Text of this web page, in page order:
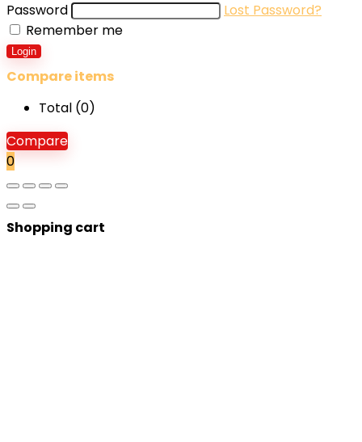
Password
Lost Password?
Remember me
Login
Compare items
Total (0)
Compare
0
Shopping cart